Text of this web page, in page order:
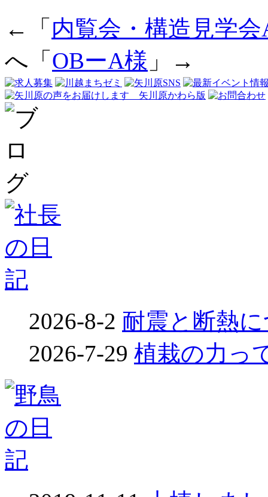
←「 内覧会・構造見学会
へ「 OBーA様 」→
2026-8-2 耐震と断熱
2026-7-29 植栽の力っ